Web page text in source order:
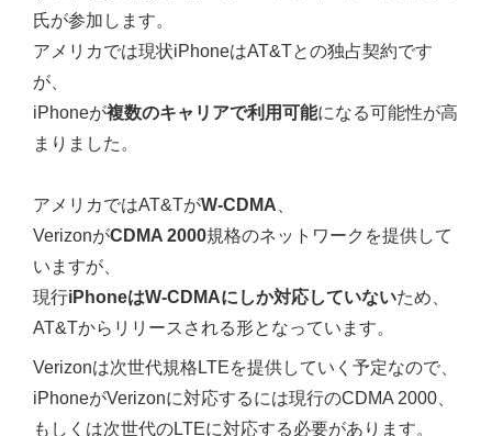
氏が参加します。
アメリカでは現状iPhoneはAT&Tとの独占契約です
が、
iPhoneが複数のキャリアで利用可能になる可能性が高
まりました。
アメリカではAT&TがW-CDMA
VerizonがCDMA 2000規格のネットワークを提供して
いますが、
現行iPhoneはW-CDMAにしか対応していないため、
AT&Tからリリースされる形となっています。
Verizonは次世代規格LTEを提供していく予定なので、
iPhoneがVerizonに対応するには現行のCDMA 2000、
もしくは次世代のLTEに対応する必要があります。